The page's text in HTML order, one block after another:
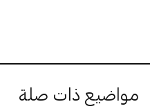
مواضيع ذات صلة